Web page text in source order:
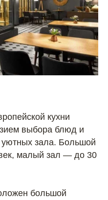
кухни
выбора блюд и
уютных зала. Большой
малый зал — до 30
большой